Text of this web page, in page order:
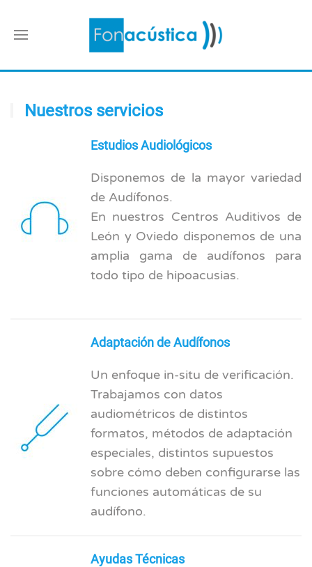
Nuestros servicios
Estudios Audiológicos
Disponemos de la mayor variedad
de Audífonos.
En nuestros Centros Auditivos de
León y Oviedo disponemos de una
amplia gama de audífonos para
todo tipo de hipoacusias.
Adaptación de Audífonos
Un enfoque in-situ de verificación.
Trabajamos con datos
audiométricos de distintos
formatos, métodos de adaptación
especiales, distintos supuestos
sobre cómo deben configurarse las
funciones automáticas de su
audífono.
Ayudas Técnicas